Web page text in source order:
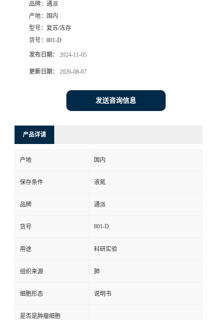
品牌： 通派
产地：
国内
型号： 复苏/冻存
货号： 801-D
发布日期： 2024-11-05
更新日期： 2026-08-07
发送咨询信息
产品详请
产地 国内
保存条件 液氮
品牌 通派
货号 801-D
用途 科研实验
组织来源 肺
细胞形态 说明书
是否是肿瘤细胞